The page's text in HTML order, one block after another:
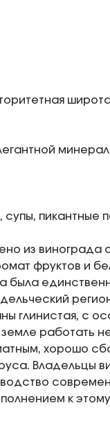
пикантные
из винограда
фруктов и
была
глинистая, с
работать
хорошо
Владельцы
к